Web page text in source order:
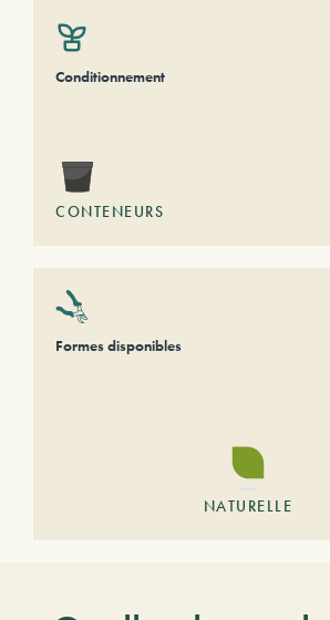
Conditionnement
CONTENEURS
Formes disponibles
NATURELLE